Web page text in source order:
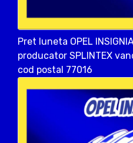
Pret luneta OPEL
producator SPLINTEX
cod postal 77016